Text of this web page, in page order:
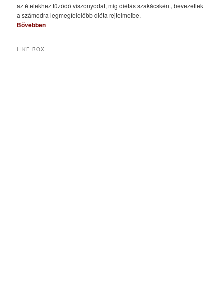
az ételekhez fűződő viszonyodat, míg diétás szakácsként, bevezetlek
a számodra legmegfelelőbb diéta rejtelmeibe.
Bővebben
LIKE BOX